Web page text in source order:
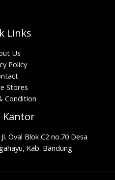
Links
Us
Policy
Stores
Condition
Kantor
Oval Blok C2 no.70 Desa
Kab. Bandung